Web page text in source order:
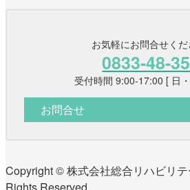
お気軽にお問合せくだ
0833-48-
受付時間 9:00-17:00 [ 日
お問合せ
Copyright © 株式会社総合リハビリ